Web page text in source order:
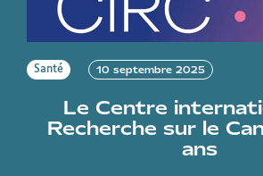
Le Centre
Recherche sur le
ans
Santé 10 septembre 2025